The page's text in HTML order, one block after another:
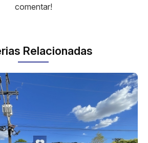
comentar!
Relacionadas